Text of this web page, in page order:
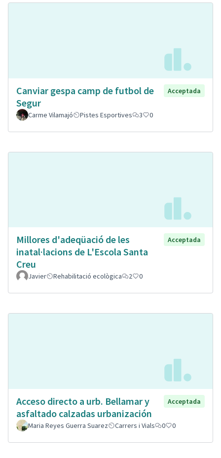
Canviar gespa camp de futbol de
Segur
Acceptada
Carme Vilamajó Pistes Esportives 3 0
Millores d'adeqüació de les
inatal·lacions de L'Escola Santa
Creu
Acceptada
Javier Rehabilitació ecològica 2 0
Acceso directo a urb. Bellamar y
asfaltado calzadas urbanización
Acceptada
Maria Reyes Guerra Suarez Carrers i Vials 0 0